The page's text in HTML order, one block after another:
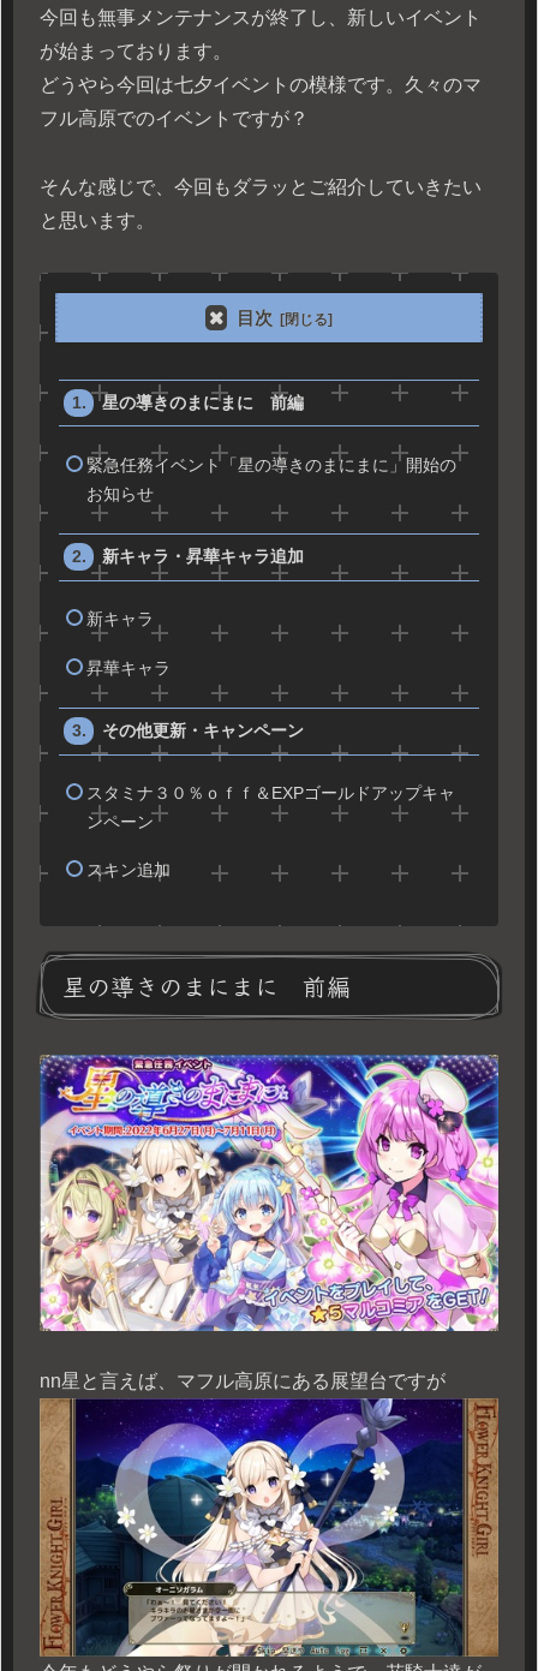
今回も無事メンテナンスが終了し、新しいイベント
が始まっております。
どうやら今回は七夕イベントの模様です。久々のマ
フル高原でのイベントですが？
そんな感じで、今回もダラッとご紹介していきたい
と思います。
目次
星の導きのまにまに 前編
緊急任務イベント「星の導きのまにまに」開始の
お知らせ
新キャラ・昇華キャラ追加
新キャラ
昇華キャラ
その他更新・キャンペーン
スタミナ３０％ｏｆｆ＆EXPゴールドアップキャ
ンペーン
スキン追加
星の導きのまにまに 前編
nn星と言えば、マフル高原にある展望台ですが